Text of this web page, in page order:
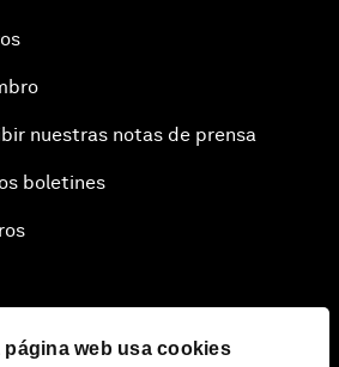
página web usa cookies
nuestras notas de prensa
boletines
Foro